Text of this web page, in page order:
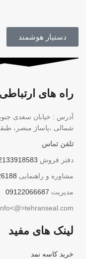
دستیار هوشمند
راه های ارتباطی
آدرس : خیابان سعدی
شمالی ،پاساژ مبصر، طبقه منفی
تلفن تماس
دفتر فروش
مشاوره و راهنمایی
مدیریت 09122066687
لینک های مفید
خرید کاسه نمد